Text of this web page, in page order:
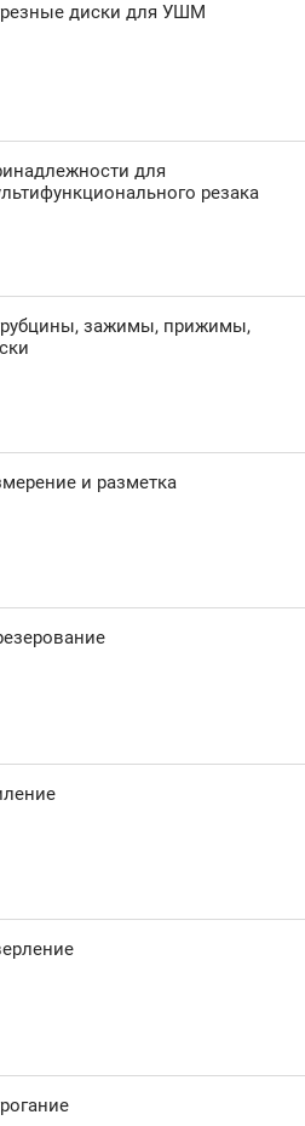
диски для УШМ
для
резака
зажимы, прижимы,
и разметка